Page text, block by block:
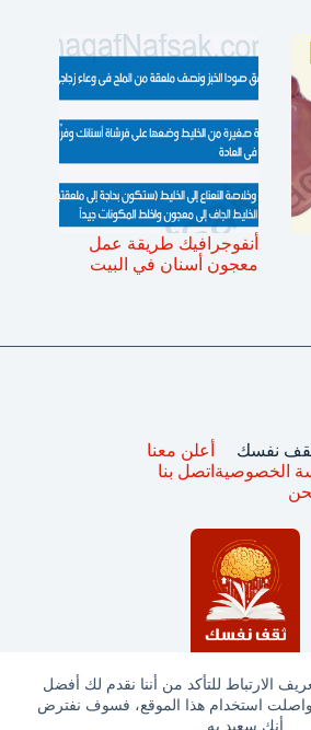
الارتباط للتأكد من أننا نقدم لك أفضل
واصلت استخدام هذا الموقع، فسوف نفترض
أنك سعيد به
أنفوجرافيك طريقة عمل
معجون أسنان في البيت
محفوظة © ثقف نفسك 2025
نفسك
الخصوصية
أعلن معنا
اتصل بنا